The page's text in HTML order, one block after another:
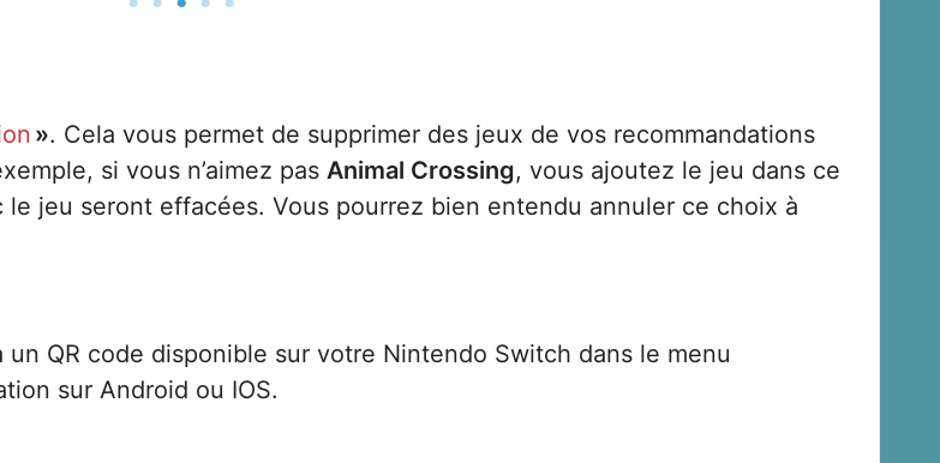
». Cela vous permet de supprimer des jeux de vos recommandations
si vous n’aimez pas Animal Crossing, vous ajoutez le jeu dans ce
jeu seront effacées. Vous pourrez bien entendu annuler ce choix à
QR code disponible sur votre Nintendo Switch dans le menu
sur Android ou IOS.